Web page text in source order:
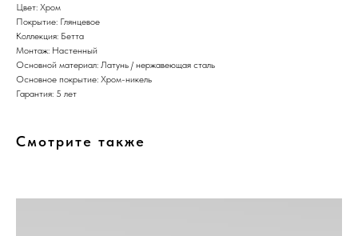
Цвет: Хром
Покрытие: Глянцевое
Коллекция: Бетта
Монтаж: Настенный
Основной материал: Латунь / нержавеющая сталь
Основное покрытие: Хром-никель
Гарантия: 5 лет
Смотрите также